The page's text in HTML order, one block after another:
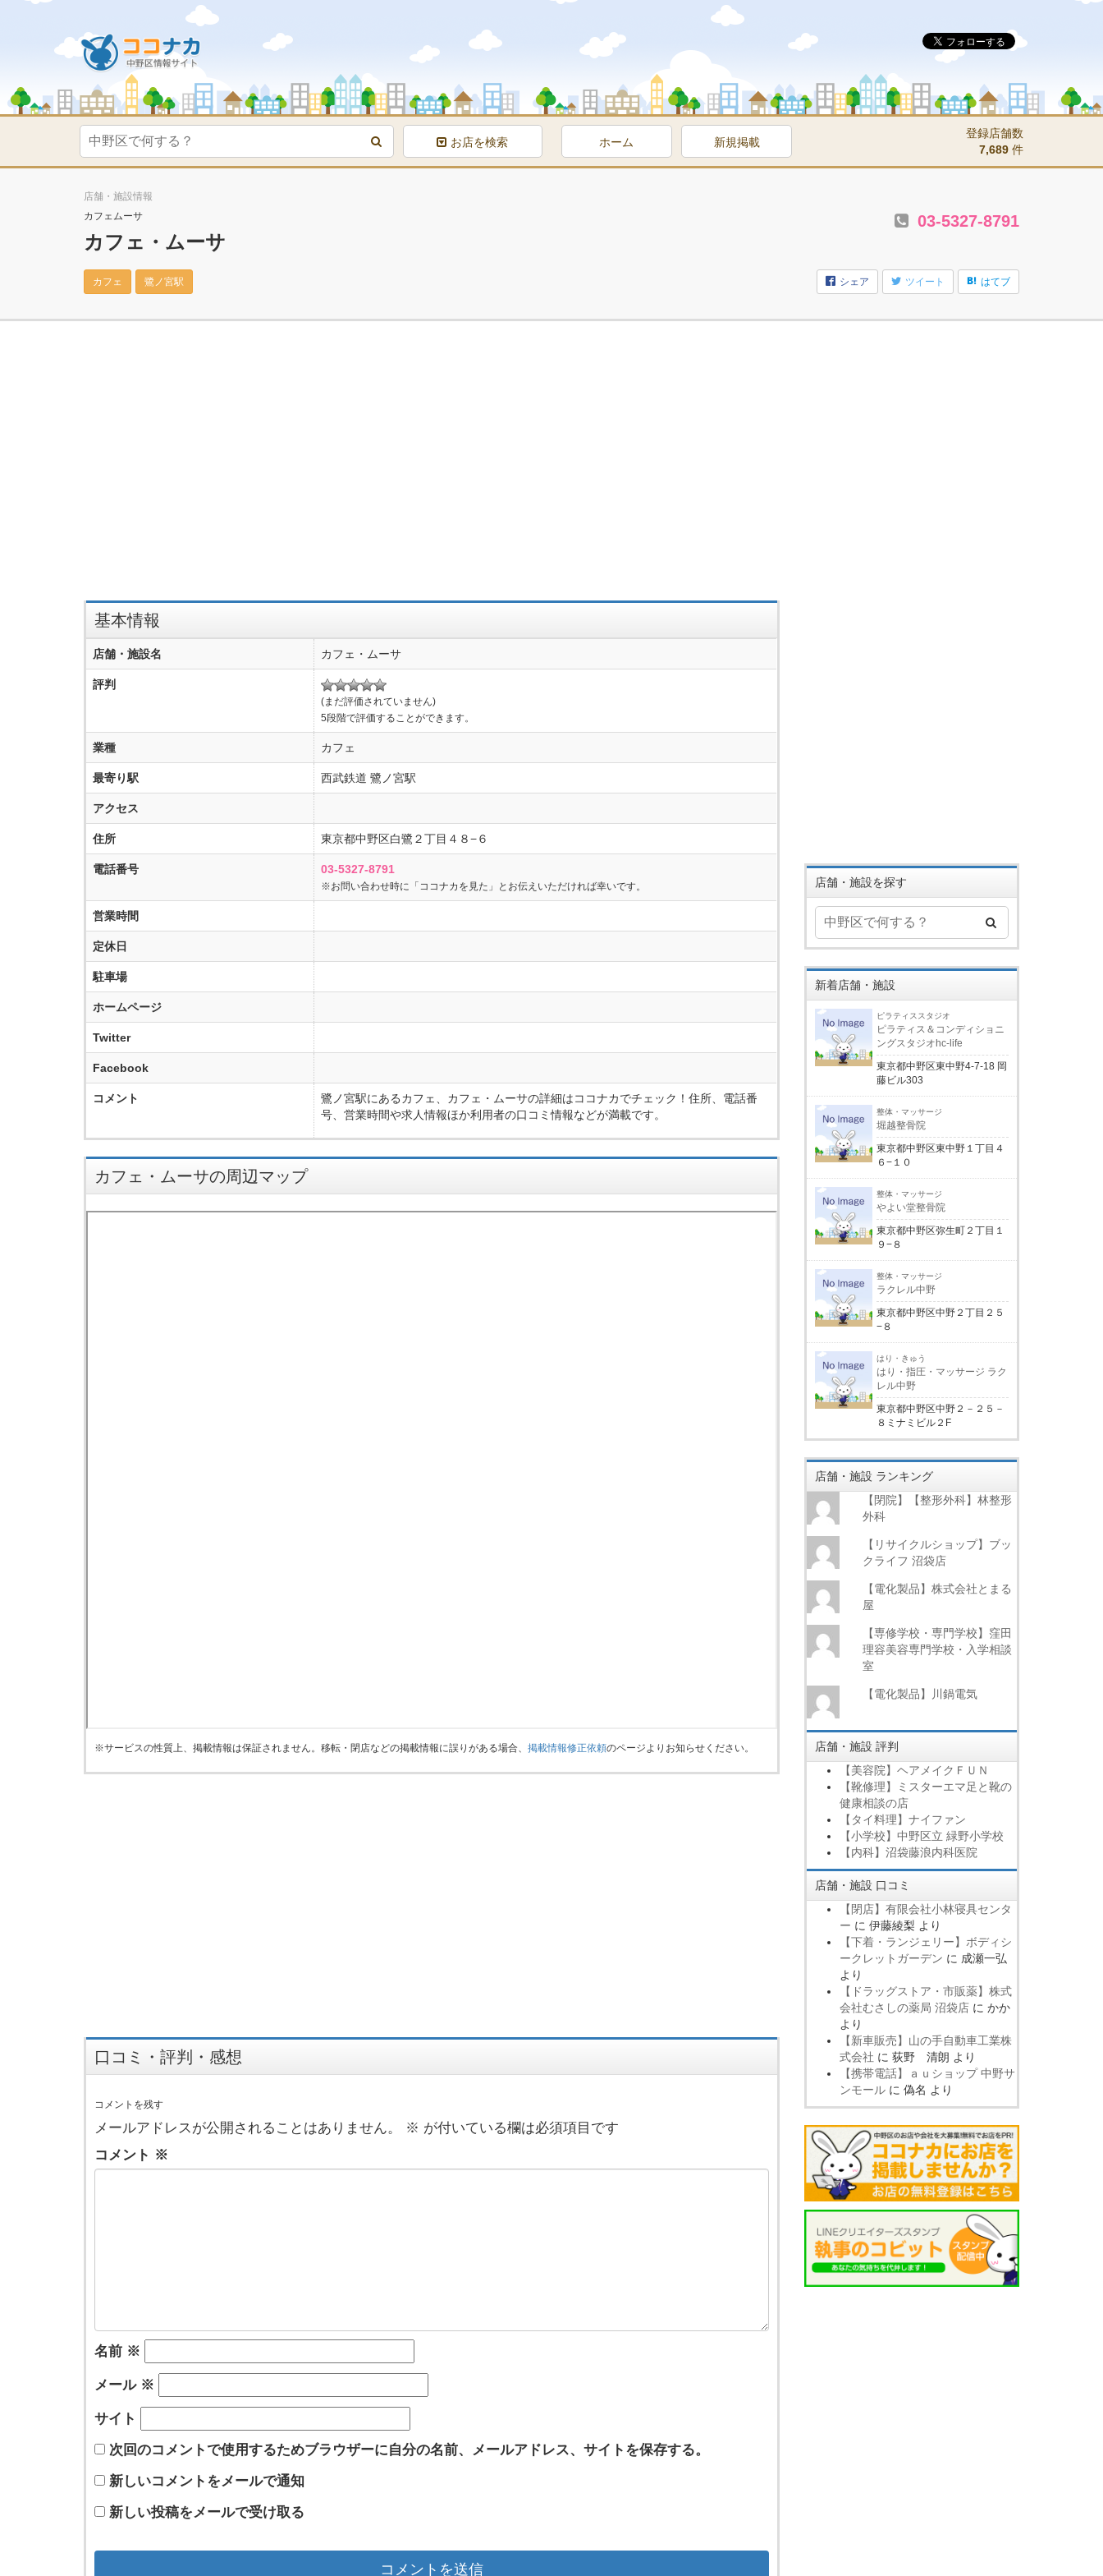
お店を検索 ホーム 新規掲載
登録店舗数
7,689 件
店舗・施設情報
カフェムーサ
カフェ・ムーサ
03-5327-8791
カフェ 鷺ノ宮駅 シェア ツイート はてブ
基本情報
店舗・施設名 カフェ・ムーサ
評判
(まだ評価されていません)
5段階で評価することができます。
業種 カフェ
最寄り駅 西武鉄道 鷺ノ宮駅
アクセス
住所 東京都中野区白鷺２丁目４８−６
電話番号 03-5327-8791
※お問い合わせ時に「ココナカを見た」とお伝えいただければ幸いです。
営業時間
定休日
駐車場
ホームページ
Twitter
Facebook
コメント
鷺ノ宮駅にあるカフェ、カフェ・ムーサの詳細はココナカでチェック！住所、電話番
号、営業時間や求人情報ほか利用者の口コミ情報などが満載です。
カフェ・ムーサの周辺マップ
※サービスの性質上、掲載情報は保証されません。移転・閉店などの掲載情報に誤りがある場合、 掲載情報修正依頼のページよりお知らせください。
口コミ・評判・感想
コメントを残す
メールアドレスが公開されることはありません。 ※ が付いている欄は必須項目です
コメント ※
名前 ※
メール ※
サイト
次回のコメントで使用するためブラウザーに自分の名前、メールアドレス、サイトを保存する。
新しいコメントをメールで通知
新しい投稿をメールで受け取る
店舗・施設を探す
新着店舗・施設
ピラティススタジオ
ピラティス＆コンディショニ
ングスタジオhc-life
東京都中野区東中野4-7-18 岡
藤ビル303
整体・マッサージ
堀越整骨院
東京都中野区東中野１丁目４
６−１０
整体・マッサージ
やよい堂整骨院
東京都中野区弥生町２丁目１
９−８
整体・マッサージ
ラクレル中野
東京都中野区中野２丁目２５
−８
はり・きゅう
はり・指圧・マッサージ ラク
レル中野
東京都中野区中野２－２５－
８ミナミビル２F
店舗・施設 ランキング
【閉院】【整形外科】林整形
外科
【リサイクルショップ】ブッ
クライフ 沼袋店
【電化製品】株式会社とまる
屋
【専修学校・専門学校】窪田
理容美容専門学校・入学相談
室
【電化製品】川鍋電気
店舗・施設 評判
【美容院】ヘアメイクＦＵＮ
【靴修理】ミスターエマ足と靴の
健康相談の店
【タイ料理】ナイファン
【小学校】中野区立 緑野小学校
【内科】沼袋藤浪内科医院
店舗・施設 口コミ
【閉店】有限会社小林寝具センタ
ー に 伊藤綾梨 より
【下着・ランジェリー】ボディシ
ークレットガーデン に 成瀬一弘
より
【ドラッグストア・市販薬】株式
会社むさしの薬局 沼袋店に かか
より
【新車販売】山の手自動車工業株
式会社 に 荻野 清朗 より
【携帯電話】ａｕショップ 中野サ
ンモールに 偽名 より